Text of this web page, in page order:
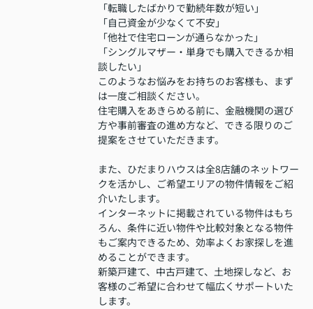
「転職したばかりで勤続年数が短い」
「自己資金が少なくて不安」
「他社で住宅ローンが通らなかった」
「シングルマザー・単身でも購入できるか相
談したい」
このようなお悩みをお持ちのお客様も、まず
は一度ご相談ください。
住宅購入をあきらめる前に、金融機関の選び
方や事前審査の進め方など、できる限りのご
提案をさせていただきます。
また、ひだまりハウスは全8店舗のネットワー
クを活かし、ご希望エリアの物件情報をご紹
介いたします。
インターネットに掲載されている物件はもち
ろん、条件に近い物件や比較対象となる物件
もご案内できるため、効率よくお家探しを進
めることができます。
新築戸建て、中古戸建て、土地探しなど、お
客様のご希望に合わせて幅広くサポートいた
します。